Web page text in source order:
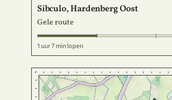
Sibculo, Hardenberg Oost
Gele route
1 uur 7 min lopen